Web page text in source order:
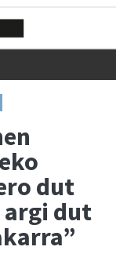
dut
argi dut